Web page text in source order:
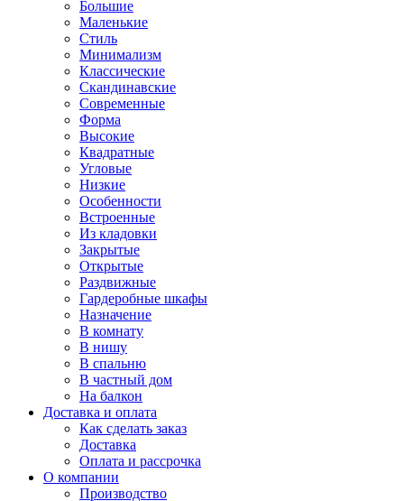
Большие
Маленькие
Стиль
Минимализм
Классические
Скандинавские
Современные
Форма
Высокие
Квадратные
Угловые
Низкие
Особенности
Встроенные
Из кладовки
Закрытые
Открытые
Раздвижные
Гардеробные шкафы
Назначение
В комнату
В нишу
В спальню
В частный дом
На балкон
Доставка и оплата
Как сделать заказ
Доставка
Оплата и рассрочка
О компании
Производство